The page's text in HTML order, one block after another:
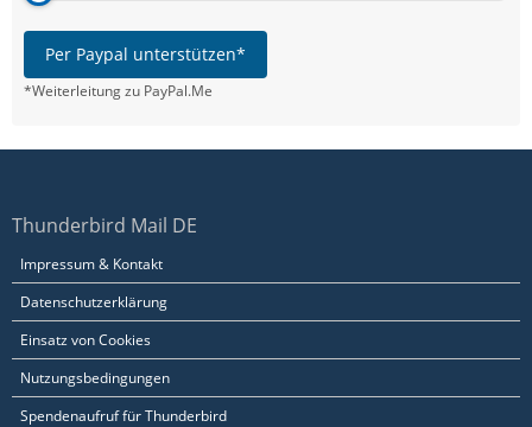
Per Paypal unterstützen*
*Weiterleitung zu PayPal.Me
Thunderbird Mail DE
Impressum & Kontakt
Datenschutzerklärung
Einsatz von Cookies
Nutzungsbedingungen
Spendenaufruf für Thunderbird